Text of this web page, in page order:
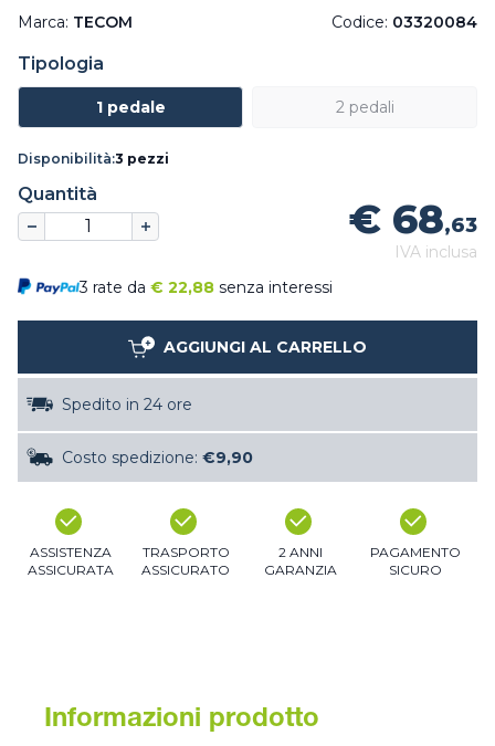
Marca: TECOM Codice: 03320084
Tipologia
1 pedale 2 pedali
Disponibilità:3 pezzi
Quantità
€ 68,63
IVA inclusa
3 rate da € 22,88 senza interessi
AGGIUNGI AL CARRELLO
Spedito in 24 ore
Costo spedizione: €9,90
ASSISTENZA
ASSICURATA
TRASPORTO
ASSICURATO
2 ANNI
GARANZIA
PAGAMENTO
SICURO
Informazioni prodotto